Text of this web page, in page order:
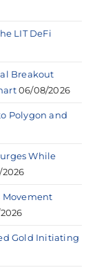
LIT DeFi
Breakout
06/08/2026
Polygon and
While
Movement
Gold Initiating